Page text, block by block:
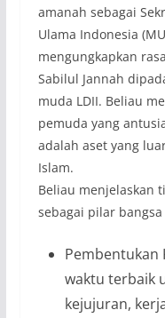
amanah sebagai
Ulama Indonesia
mengungkapkan
Sabilul Jannah
muda LDII. Beliau
pemuda yang
adalah aset yang
Islam.
Beliau menjelaskan
sebagai pilar
Pembentukan
waktu terbaik
kejujuran,